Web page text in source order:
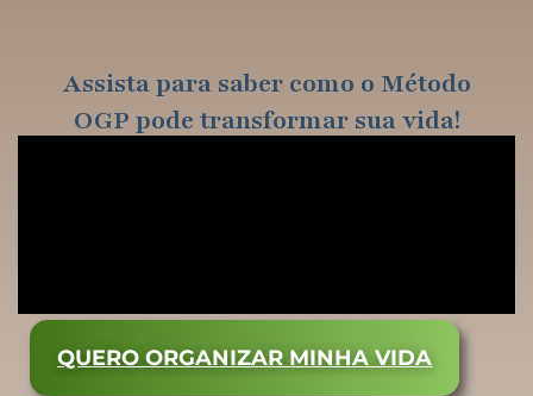
conteúdo
Assista para saber como o Método
OGP pode transformar sua vida!
QUERO ORGANIZAR MINHA VIDA